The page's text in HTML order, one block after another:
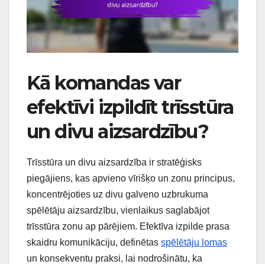
Kā komandas var
efektīvi izpildīt trīsstūra
un divu aizsardzību?
Trīsstūra un divu aizsardzība ir stratēģisks
piegājiens, kas apvieno vīrišķo un zonu principus,
koncentrējoties uz divu galveno uzbrukuma
spēlētāju aizsardzību, vienlaikus saglabājot
trīsstūra zonu ap pārējiem. Efektīva izpilde prasa
skaidru komunikāciju, definētas spēlētāju lomas
un konsekventu praksi, lai nodrošinātu, ka